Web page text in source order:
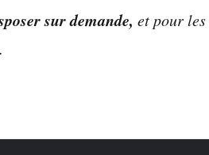
sur demande, et pour les
.